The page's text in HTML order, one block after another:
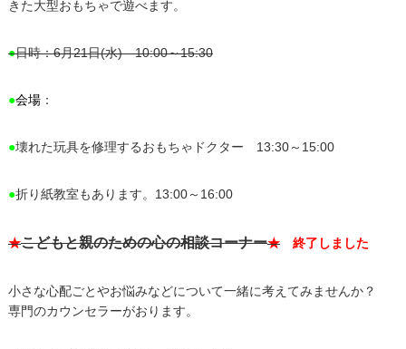
きた大型おもちゃで遊べます。
●日時：6月21日(水) 10:00～15:30
●会場：
●壊れた玩具を修理するおもちゃドクター 13:30～15:00
●折り紙教室もあります。13:00～16:00
★こどもと親のための心の相談コーナー★終了しました
小さな心配ごとやお悩みなどについて一緒に考えてみませんか？
専門のカウンセラーがおります。